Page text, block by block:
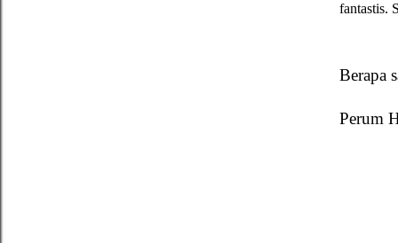
fantastis.
Berapa
Perum